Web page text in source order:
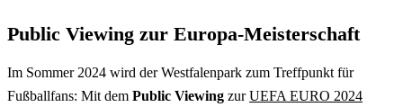
Public Viewing zur Europa-Meisterschaft
Im Sommer 2024 wird der Westfalenpark zum Treffpunkt für
Fußballfans: Mit dem Public Viewing zurUEFA EURO 2024